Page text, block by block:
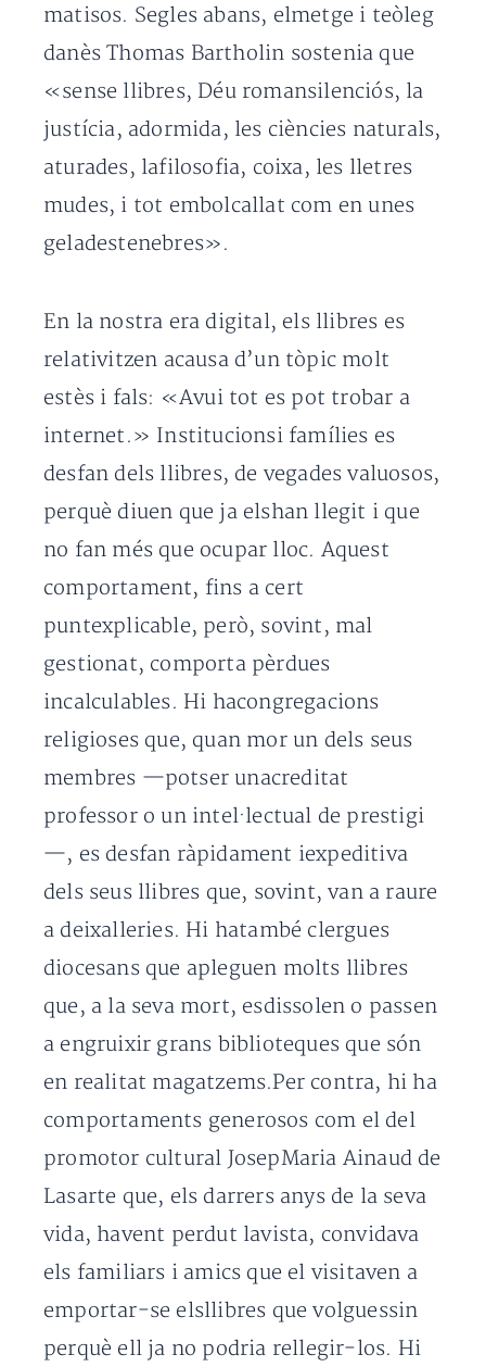
matisos. Segles abans, elmetge i teòleg
danès Thomas Bartholin sostenia que
«sense llibres, Déu romansilenciós, la
justícia, adormida, les ciències naturals,
aturades, lafilosofia, coixa, les lletres
mudes, i tot embolcallat com en unes
geladestenebres».
En la nostra era digital, els llibres es
relativitzen acausa d’un tòpic molt
estès i fals: «Avui tot es pot trobar a
internet.» Institucionsi famílies es
desfan dels llibres, de vegades valuosos,
perquè diuen que ja elshan llegit i que
no fan més que ocupar lloc. Aquest
comportament, fins a cert
puntexplicable, però, sovint, mal
gestionat, comporta pèrdues
incalculables. Hi hacongregacions
religioses que, quan mor un dels seus
membres —potser unacreditat
professor o un intel·lectual de prestigi
—, es desfan ràpidament iexpeditiva
dels seus llibres que, sovint, van a raure
a deixalleries. Hi hatambé clergues
diocesans que apleguen molts llibres
que, a la seva mort, esdissolen o passen
a engruixir grans biblioteques que són
en realitat magatzems.Per contra, hi ha
comportaments generosos com el del
promotor cultural JosepMaria Ainaud de
Lasarte que, els darrers anys de la seva
vida, havent perdut lavista, convidava
els familiars i amics que el visitaven a
emportar-se elsllibres que volguessin
perquè ell ja no podria rellegir-los. Hi